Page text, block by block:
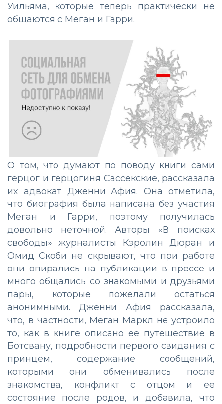
Уильяма, которые теперь практически не
общаются с Меган и Гарри.
О том, что думают по поводу книги сами
герцог и герцогиня Сассекские, рассказала
их адвокат Дженни Афия. Она отметила,
что биография была написана без участия
Меган и Гарри, поэтому получилась
довольно неточной. Авторы «В поисках
свободы» журналисты Кэролин Дюран и
Омид Скоби не скрывают, что при работе
они опирались на публикации в прессе и
много общались со знакомыми и друзьями
пары, которые пожелали остаться
анонимными. Дженни Афия рассказала,
что, в частности, Меган Маркл не устроило
то, как в книге описано ее путешествие в
Ботсвану, подробности первого свидания с
принцем, содержание сообщений,
которыми они обменивались после
знакомства, конфликт с отцом и ее
состояние после родов, и добавила, что